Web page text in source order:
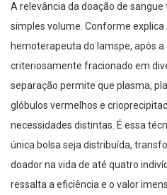
A relevância da doação de
simples volume. Conforme explica
hemoterapeuta do Iamspe, após a
criteriosamente fracionado em
separação permite que plasma,
glóbulos vermelhos e
necessidades distintas. É essa
única bolsa seja distribuída,
doador na vida de até quatro
ressalta a eficiência e o valor